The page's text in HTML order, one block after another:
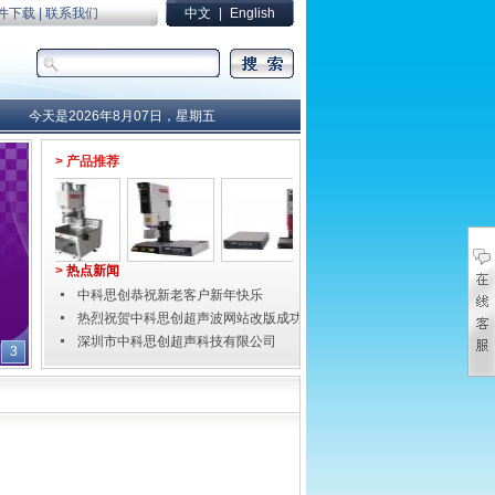
中文 English
下载 |联系我们
今天是2026年8月07日，星期五
3
> 产品推荐
> 热点新闻
中科思创恭祝新老客户新年快乐
热烈祝贺中科思创超声波网站改版成功！
深圳市中科思创超声科技有限公司